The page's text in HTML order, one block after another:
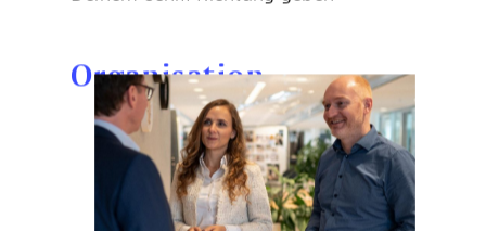
Organisation